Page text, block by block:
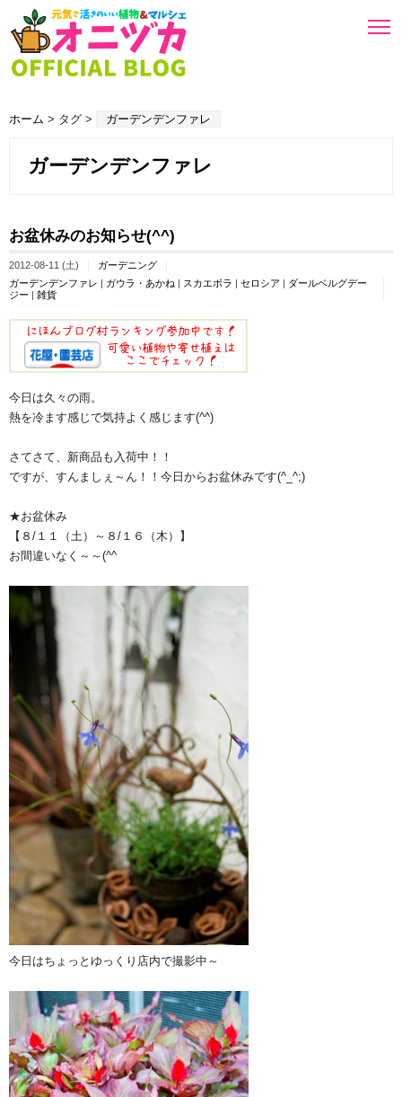
ホーム > タグ > ガーデンデンファレ
ガーデンデンファレ
お盆休みのお知らせ(^^)
2012-08-11 (土)
ガーデニング
ガーデンデンファレ | ガウラ・あかね | スカエボラ | セロシア | ダールベルグデー
ジー | 雑貨
今日は久々の雨。
熱を冷ます感じで気持よく感じます(^^)
さてさて、新商品も入荷中！！
ですが、すんましぇ～ん！！今日からお盆休みです(^_^;)
★お盆休み
【８/１１（土）～８/１６（木）】
お間違いなく～～(^^ゞ
今日はちょっとゆっくり店内で撮影中～